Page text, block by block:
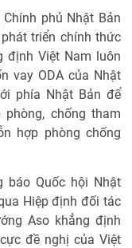
phủ Nhật Bản
triển chính thức
định Việt Nam luôn
vay ODA của Nhật
phía Nhật Bản để
chống tham
hợp phòng chống
báo Quốc hội Nhật
Hiệp định đối tác
Aso khẳng định
đề nghị của Việt